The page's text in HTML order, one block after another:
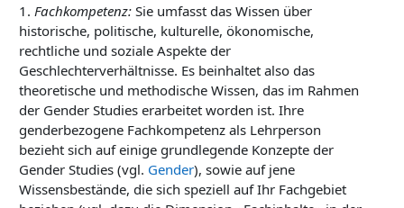
1. Fachkompetenz:Sie umfasst das Wissen über
historische, politische, kulturelle, ökonomische,
rechtliche und soziale Aspekte der
Geschlechterverhältnisse. Es beinhaltet also das
theoretische und methodische Wissen, das im Rahmen
der Gender Studies erarbeitet worden ist. Ihre
genderbezogene Fachkompetenz als Lehrperson
bezieht sich auf einige grundlegende Konzepte der
Gender Studies (vgl. Gender), sowie auf jene
Wissensbestände, die sich speziell auf Ihr Fachgebiet